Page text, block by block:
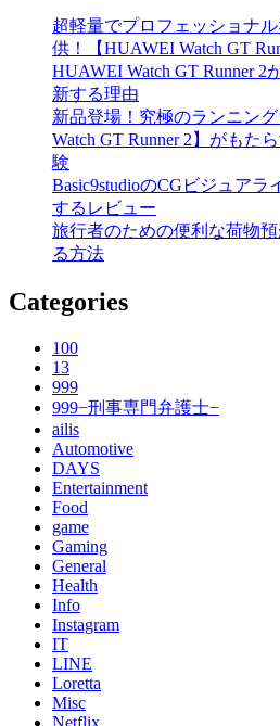
超軽量でプロフェッショナ
供！【HUAWEI Watch GT
HUAWEI Watch GT Runner
新する理由
新品登場！究極のランニン
Watch GT Runner 2】がもた
験
Basic9studioのCGビジュア
するレビュー
旅行者のための便利な荷物
る方法
Categories
100
13
999
999−刑事専門弁護士−
ailis
Automotive
DAYS
Entertainment
Food
game
Gaming
General
Health
Info
Instagram
IT
LINE
Loretta
Misc
Netflix